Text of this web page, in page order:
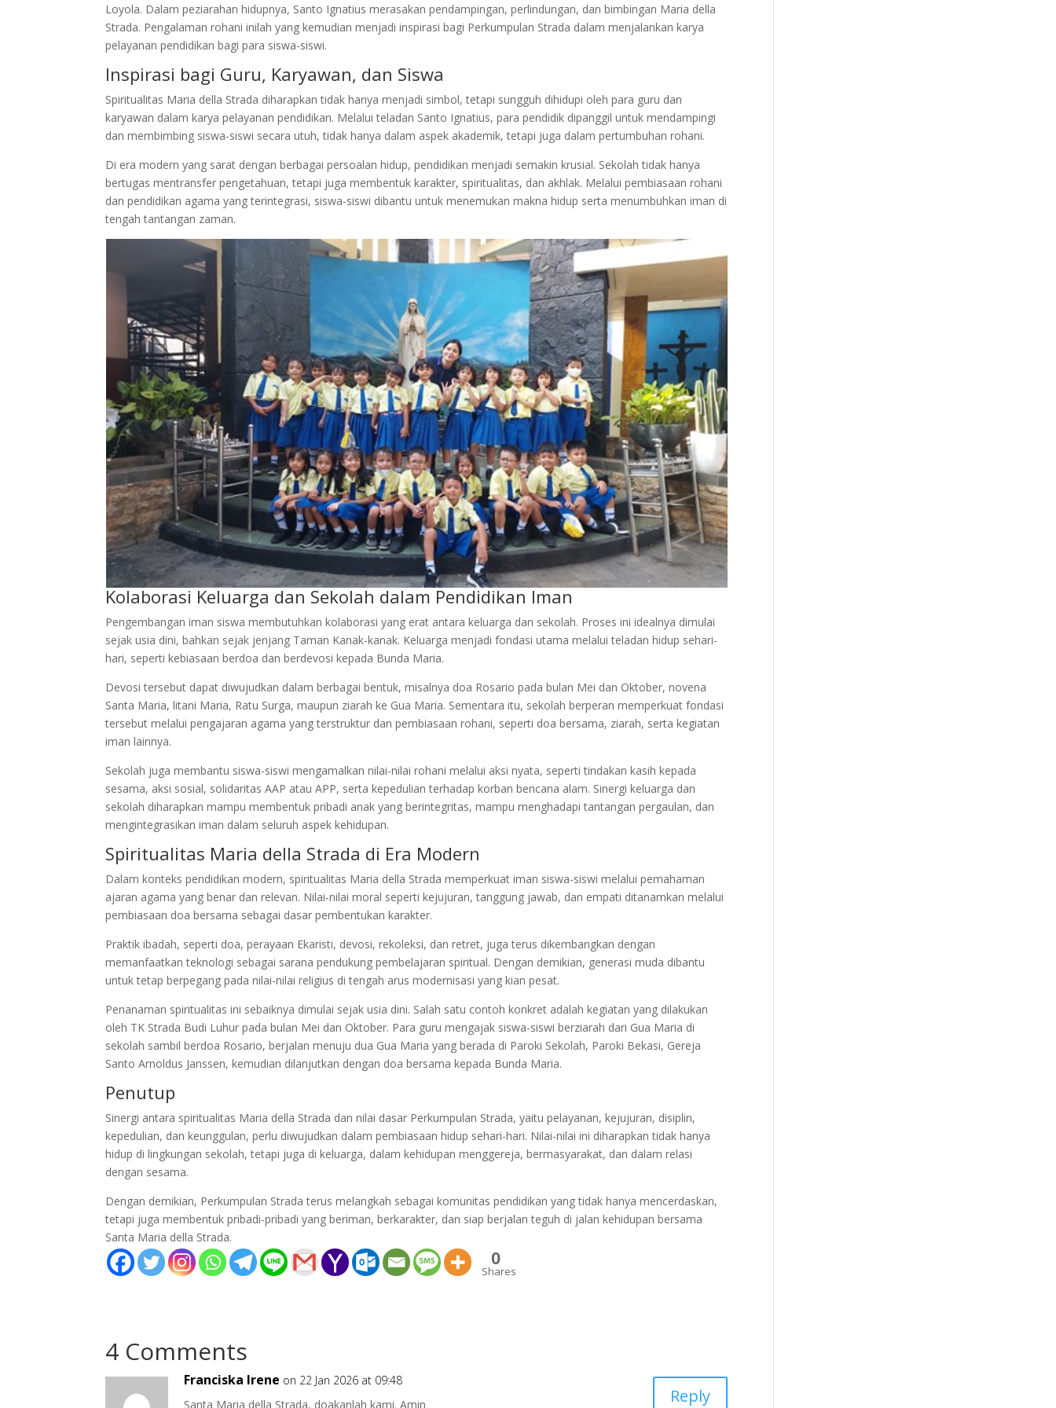
Loyola. Dalam peziarahan hidupnya, Santo Ignatius merasakan pendampingan, perlindungan, dan bimbingan Maria della
Strada. Pengalaman rohani inilah yang kemudian menjadi inspirasi bagi Perkumpulan Strada dalam menjalankan karya
pelayanan pendidikan bagi para siswa-siswi.
Inspirasi bagi Guru, Karyawan, dan Siswa
Spiritualitas Maria della Strada diharapkan tidak hanya menjadi simbol, tetapi sungguh dihidupi oleh para guru dan
karyawan dalam karya pelayanan pendidikan. Melalui teladan Santo Ignatius, para pendidik dipanggil untuk mendampingi
dan membimbing siswa-siswi secara utuh, tidak hanya dalam aspek akademik, tetapi juga dalam pertumbuhan rohani.
Di era modern yang sarat dengan berbagai persoalan hidup, pendidikan menjadi semakin krusial. Sekolah tidak hanya
bertugas mentransfer pengetahuan, tetapi juga membentuk karakter, spiritualitas, dan akhlak. Melalui pembiasaan rohani
dan pendidikan agama yang terintegrasi, siswa-siswi dibantu untuk menemukan makna hidup serta menumbuhkan iman di
tengah tantangan zaman.
Kolaborasi Keluarga dan Sekolah dalam Pendidikan Iman
Pengembangan iman siswa membutuhkan kolaborasi yang erat antara keluarga dan sekolah. Proses ini idealnya dimulai
sejak usia dini, bahkan sejak jenjang Taman Kanak-kanak. Keluarga menjadi fondasi utama melalui teladan hidup sehari-
hari, seperti kebiasaan berdoa dan berdevosi kepada Bunda Maria.
Devosi tersebut dapat diwujudkan dalam berbagai bentuk, misalnya doa Rosario pada bulan Mei dan Oktober, novena
Santa Maria, litani Maria, Ratu Surga, maupun ziarah ke Gua Maria. Sementara itu, sekolah berperan memperkuat fondasi
tersebut melalui pengajaran agama yang terstruktur dan pembiasaan rohani, seperti doa bersama, ziarah, serta kegiatan
iman lainnya.
Sekolah juga membantu siswa-siswi mengamalkan nilai-nilai rohani melalui aksi nyata, seperti tindakan kasih kepada
sesama, aksi sosial, solidaritas AAP atau APP, serta kepedulian terhadap korban bencana alam. Sinergi keluarga dan
sekolah diharapkan mampu membentuk pribadi anak yang berintegritas, mampu menghadapi tantangan pergaulan, dan
mengintegrasikan iman dalam seluruh aspek kehidupan.
Spiritualitas Maria della Strada di Era Modern
Dalam konteks pendidikan modern, spiritualitas Maria della Strada memperkuat iman siswa-siswi melalui pemahaman
ajaran agama yang benar dan relevan. Nilai-nilai moral seperti kejujuran, tanggung jawab, dan empati ditanamkan melalui
pembiasaan doa bersama sebagai dasar pembentukan karakter.
Praktik ibadah, seperti doa, perayaan Ekaristi, devosi, rekoleksi, dan retret, juga terus dikembangkan dengan
memanfaatkan teknologi sebagai sarana pendukung pembelajaran spiritual. Dengan demikian, generasi muda dibantu
untuk tetap berpegang pada nilai-nilai religius di tengah arus modernisasi yang kian pesat.
Penanaman spiritualitas ini sebaiknya dimulai sejak usia dini. Salah satu contoh konkret adalah kegiatan yang dilakukan
oleh TK Strada Budi Luhur pada bulan Mei dan Oktober. Para guru mengajak siswa-siswi berziarah dari Gua Maria di
sekolah sambil berdoa Rosario, berjalan menuju dua Gua Maria yang berada di Paroki Sekolah, Paroki Bekasi, Gereja
Santo Arnoldus Janssen, kemudian dilanjutkan dengan doa bersama kepada Bunda Maria.
Penutup
Sinergi antara spiritualitas Maria della Strada dan nilai dasar Perkumpulan Strada, yaitu pelayanan, kejujuran, disiplin,
kepedulian, dan keunggulan, perlu diwujudkan dalam pembiasaan hidup sehari-hari. Nilai-nilai ini diharapkan tidak hanya
hidup di lingkungan sekolah, tetapi juga di keluarga, dalam kehidupan menggereja, bermasyarakat, dan dalam relasi
dengan sesama.
Dengan demikian, Perkumpulan Strada terus melangkah sebagai komunitas pendidikan yang tidak hanya mencerdaskan,
tetapi juga membentuk pribadi-pribadi yang beriman, berkarakter, dan siap berjalan teguh di jalan kehidupan bersama
Santa Maria della Strada.
0
Shares
4 Comments
Franciska Irene on 22 Jan 2026 at 09:48
Santa Maria della Strada, doakanlah kami. Amin
Reply